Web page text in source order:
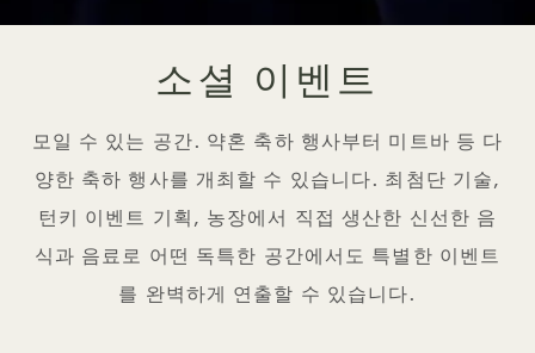
소셜 이벤트
모일 수 있는 공간. 약혼 축하 행사부터 미트바 등 다
양한 축하 행사를 개최할 수 있습니다. 최첨단 기술,
턴키 이벤트 기획, 농장에서 직접 생산한 신선한 음
식과 음료로 어떤 독특한 공간에서도 특별한 이벤트
를 완벽하게 연출할 수 있습니다.